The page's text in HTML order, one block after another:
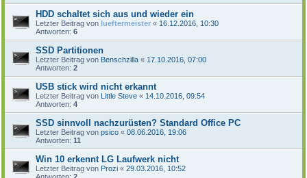
HDD schaltet sich aus und wieder ein
Letzter Beitrag von lueftermeister « 16.12.2016, 10:30
Antworten: 6
SSD Partitionen
Letzter Beitrag von Benschzilla « 17.10.2016, 07:00
Antworten: 2
USB stick wird nicht erkannt
Letzter Beitrag von Little Steve « 14.10.2016, 09:54
Antworten: 4
SSD sinnvoll nachzurüsten? Standard Office PC
Letzter Beitrag von psico « 08.06.2016, 19:06
Antworten: 11
Win 10 erkennt LG Laufwerk nicht
Letzter Beitrag von Prozi « 29.03.2016, 10:52
Antworten: 2